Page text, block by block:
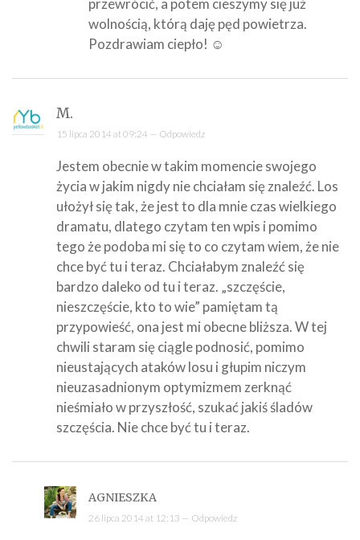
przewrócić, a potem cieszymy się już
wolnością, którą daję pęd powietrza.
Pozdrawiam ciepło! ☺
M.
15 lipca 2014 at 09:24 — Odpowiedz
Jestem obecnie w takim momencie swojego
życia w jakim nigdy nie chciałam się znaleźć. Los
ułożył się tak, że jest to dla mnie czas wielkiego
dramatu, dlatego czytam ten wpis i pomimo
tego że podoba mi się to co czytam wiem, że nie
chce być tu i teraz. Chciałabym znaleźć się
bardzo daleko od tu i teraz. „szczęście,
nieszczęście, kto to wie” pamiętam tą
przypowieść, ona jest mi obecne bliższa. W tej
chwili staram się ciągle podnosić, pomimo
nieustających ataków losu i głupim niczym
nieuzasadnionym optymizmem zerknąć
nieśmiało w przyszłość, szukać jakiś śladów
szczęścia. Nie chce być tu i teraz.
AGNIESZKA
26 lipca 2014 at 12:13 — Odpowiedz